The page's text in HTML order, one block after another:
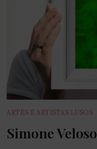
ARTES E ARTISTAS LUSOS
Simone Veloso